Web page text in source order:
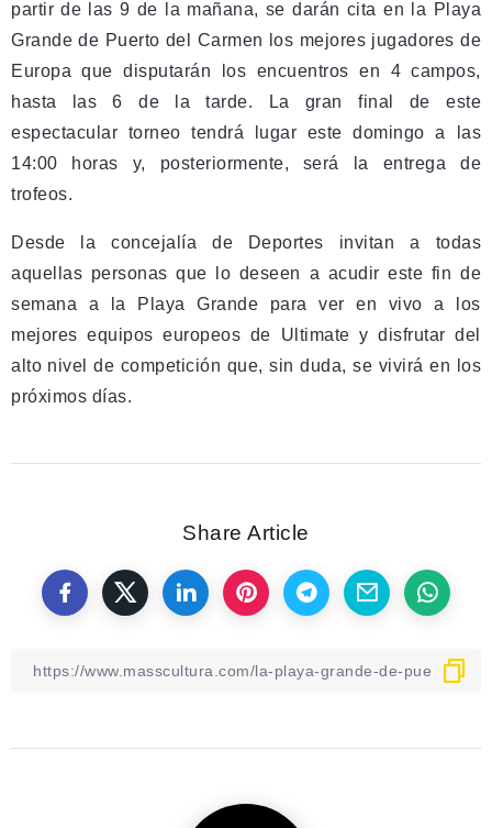
partir de las 9 de la mañana, se darán cita en la Playa
Grande de Puerto del Carmen los mejores jugadores de
Europa que disputarán los encuentros en 4 campos,
hasta las 6 de la tarde. La gran final de este
espectacular torneo tendrá lugar este domingo a las
14:00 horas y, posteriormente, será la entrega de
trofeos.
Desde la concejalía de Deportes invitan a todas
aquellas personas que lo deseen a acudir este fin de
semana a la Playa Grande para ver en vivo a los
mejores equipos europeos de Ultimate y disfrutar del
alto nivel de competición que, sin duda, se vivirá en los
próximos días.
Share Article